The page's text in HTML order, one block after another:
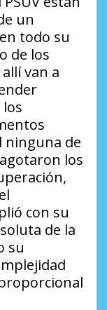
un
todo su
de los
van a
ninguna de
los
con su
de la
su